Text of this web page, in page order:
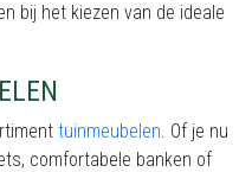
bij het kiezen van de ideale
tuinmeubelen. Of je nu
comfortabele banken of